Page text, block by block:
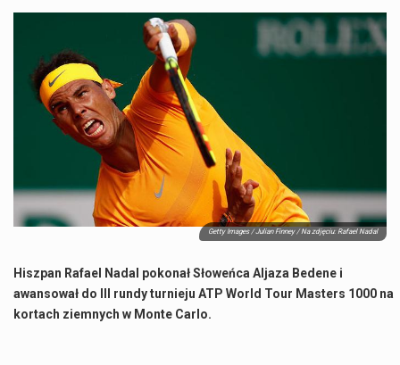
Co charakteryzuje wojnę na Ukrainie w 2026 roku? W 2026 roku wojna na Ukrainie trwa już pięć lat, a jej przebieg charakteryzuje się intensywnymi działaniami…
Getty Images / Julian Finney / Na zdjęciu: Rafael Nadal
Hiszpan Rafael Nadal pokonał Słoweńca Aljaza Bedene i
awansował do III rundy turnieju ATP World Tour Masters 1000 na
kortach ziemnych w Monte Carlo.